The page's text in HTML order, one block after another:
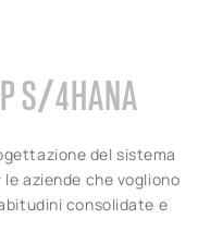
S/4HANA
del sistema
aziende che vogliono
consolidate e